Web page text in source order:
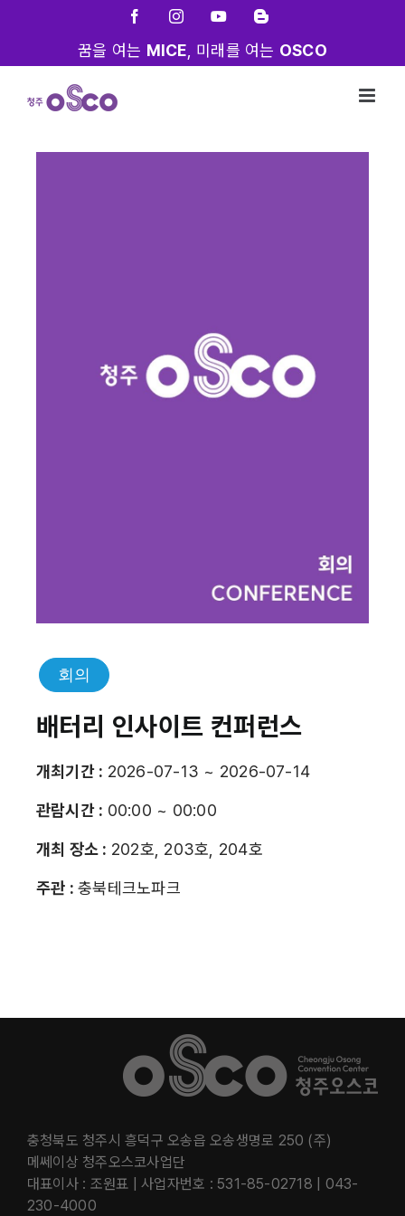
FacebookInstagramYouTubeBlogger
꿈을 여는 MICE , 미래를 여는 OSCO
회의
배터리 인사이트 컨퍼런스
개최기간 : 2026-07-13 ~ 2026-07-14
관람시간 : 00:00 ~ 00:00
개최 장소 : 202호, 203호, 204호
주관 :충북테크노파크
충청북도 청주시 흥덕구 오송읍 오송생명로 250 (주)
메쎄이상 청주오스코사업단
대표이사 : 조원표 | 사업자번호 : 531-85-02718 | 043-
230-4000